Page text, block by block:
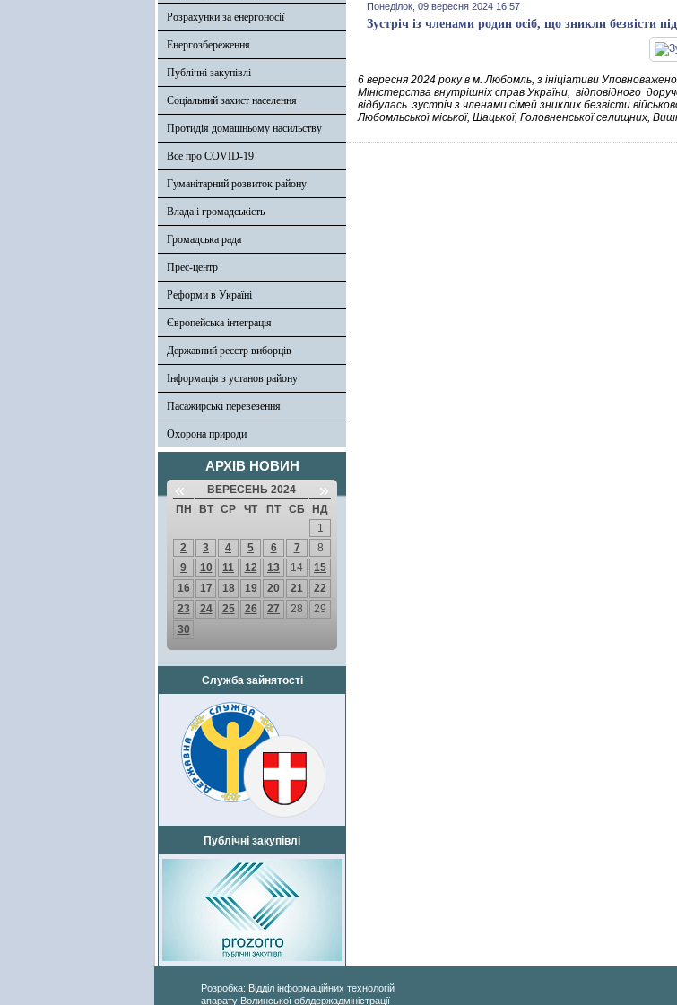
Розрахунки за енергоносії
Енергозбереження
Публічні закупівлі
Соціальний захист населення
Протидія домашньому насильству
Все про COVID-19
Гуманітарний розвиток району
Влада і громадськість
Громадська рада
Прес-центр
Реформи в Україні
Європейська інтеграція
Державний реєстр виборців
Інформація з установ району
Пасажирські перевезення
Охорона природи
АРХІВ НОВИН
« ВЕРЕСЕНЬ 2024 »
ПН ВТ СР ЧТ ПТ СБ
НД
1
2
3 4 5 6 7
8
9
10 11 12 13 14
15
16
17 18 19 20 21
22
23
24 25 26 27 28
29
30
Служба зайнятості
Публічні закупівлі
Понеділок, 09 вересня 2024 16:57
Зустріч із членами родин осіб, що зникли безвісти
6 вересня 2024 року в м. Любомль, з ініціативи
Міністерства внутрішніх справ України, відповідного
відбулась зустріч з членами сімей зниклих безвісти
Любомльської міської, Шацької, Головненської селищних,
Розробка: Відділ інформаційних технологій
апарату Волинської облдержадміністрації